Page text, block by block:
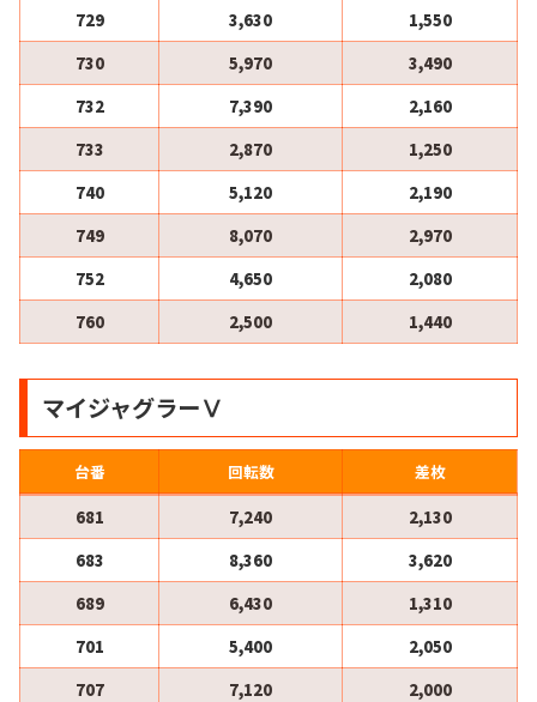
729
3,630
1,550
730
5,970
3,490
732
7,390
2,160
733
2,870
1,250
740
5,120
2,190
749
8,070
2,970
752
4,650
2,080
760
2,500 1,440
マイジャグラーⅤ
台番 回転数
差枚
681
7,240
2,130
683
8,360
3,620
689
6,430
1,310
701
5,400
2,050
707
7,120 2,000